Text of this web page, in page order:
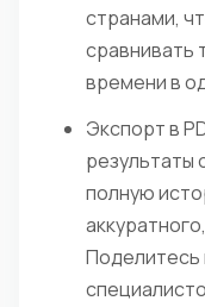
странами,
сравнивать
времени в
Экспорт в
результаты
полную
Поделитесь